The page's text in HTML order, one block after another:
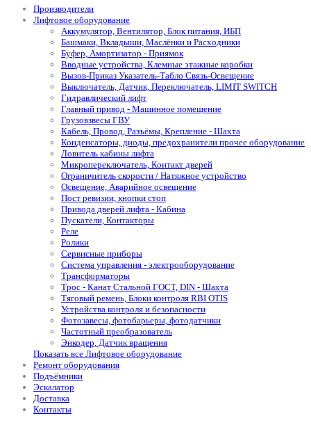
Производители
Лифтовое оборудование
Аккумулятор, Вентилятор, Блок питания, ИБП
Башмаки, Вкладыши, Маслёнки и Расходники
Буфер, Амортизатор - Приямок
Вводные устройства, Клемные этажные коробки
Вызов-Приказ Указатель-Табло Связь-Освещение
Выключатель, Датчик, Переключатель, LIMIT SWITCH
Гидравлический лифт
Главный привод - Машинное помещение
Грузовзвесы ГВУ
Кабель, Провод, Разъёмы, Крепление - Шахта
Конденсаторы, диоды, предохранители прочее оборудование
Ловитель кабины лифта
Микропереключатель, Контакт дверей
Ограничитель скорости / Натяжное устройство
Освещение, Аварийное освещение
Пост ревизии, кнопки стоп
Привода дверей лифта - Кабина
Пускатели, Контакторы
Реле
Ролики
Сервисные приборы
Система управления - электрооборудование
Трансформаторы
Трос - Канат Стальной ГОСТ, DIN - Шахта
Тяговый ремень, Блоки контроля RBI OTIS
Устройства контроля и безопасности
Фотозавесы, фотобарьеры, фотодатчики
Частотный преобразователь
Энкодер, Датчик вращения
Показать все Лифтовое оборудование
Ремонт оборудования
Подъёмники
Эскалатор
Доставка
Контакты